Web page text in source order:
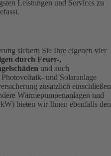
Leistungen und Services zu
sichern Sie Ihre eigenen vier
durch Feuer-,
und auch
und Solaranlage
zusätzlich
Wärmepumpenanlagen und
bieten wir Ihnen ebenfalls den